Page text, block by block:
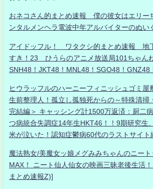
おネコさん的まとめ速報 僕の彼女はエリー
ンタルメンヘラ電波中年アルバイターのぬい
アイドッフル！ ワタクシ的まとめ速報 地
すき！23 ひうらのアニメ放送局101ちゃん
SNH48！JKT48！MNL48！SGO48！GNZ48
ヒウラッフルのハーニーフィニッシュゴミ屋
生前整理人！孤立し孤独死からの～特殊清掃
完結編＞ キャッシング計1500万返済：厨二
つ病統合失調症14年生HKT46！！9期研究生
米が泣いた！認知症鬱病60代のラストサイト
魔法熟女/美魔女ッ娘メグみみちゃんのニー
MAX！ ニート仙人仙女の映画三昧老後生活
まとめ速報Z)]